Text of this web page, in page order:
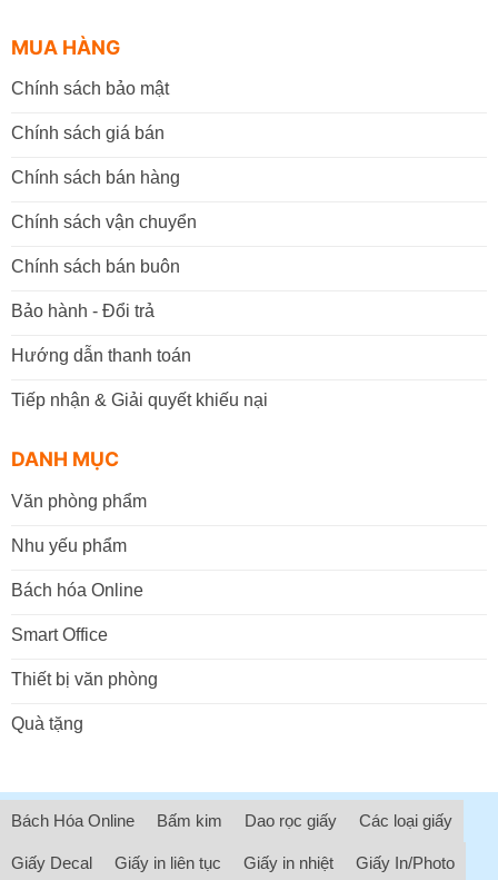
MUA HÀNG
Chính sách bảo mật
Chính sách giá bán
Chính sách bán hàng
Chính sách vận chuyển
Chính sách bán buôn
Bảo hành - Đổi trả
Hướng dẫn thanh toán
Tiếp nhận & Giải quyết khiếu nại
DANH MỤC
Văn phòng phẩm
Nhu yếu phẩm
Bách hóa Online
Smart Office
Thiết bị văn phòng
Quà tặng
Bách Hóa Online Bấm kim Dao rọc giấy Các loại giấy
Giấy Decal Giấy in liên tục Giấy in nhiệt Giấy In/Photo